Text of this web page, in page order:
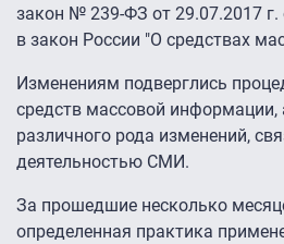
закон № 239-ФЗ от 29.07.2017 г.
в закон России "О средствах
Изменениям подверглись
средств массовой информации,
различного рода изменений,
деятельностью СМИ.
За прошедшие несколько
определенная практика